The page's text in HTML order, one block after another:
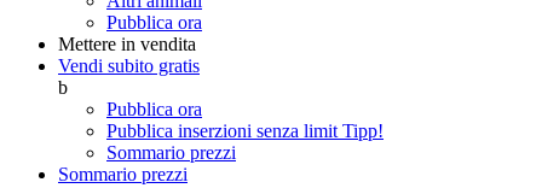
Pubblica ora
Mettere in vendita
Vendi subito gratis
b
Pubblica ora
Pubblica inserzioni senza limit Tipp!
Sommario prezzi
Sommario prezzi